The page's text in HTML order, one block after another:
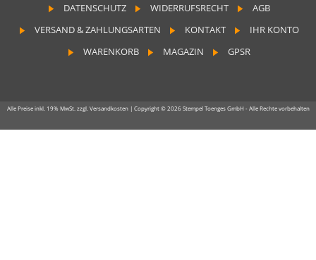
DATENSCHUTZ
WIDERRUFSRECHT
AGB
VERSAND & ZAHLUNGSARTEN
KONTAKT
IHR KONTO
WARENKORB
MAGAZIN GPSR
Alle Preise inkl. 19% MwSt. zzgl. Versandkosten | Copyright © 2026 Stempel Toenges GmbH - Alle Rechte vorbehalten